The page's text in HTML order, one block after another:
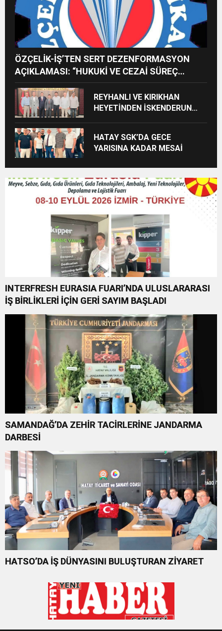
ÖZÇELİK-İŞ’TEN SERT DEZENFORMASYON
AÇIKLAMASI: “HUKUKİ VE CEZAİ SÜREÇ
BAŞLATILDI”
REYHANLI VE KIRIKHAN
HEYETİNDEN İSKENDERUN
HATAY SGK’DA GECE
YARISINA KADAR MESAİ
INTERFRESH EURASIA FUARI’NDA ULUSLARARASI
İŞ BİRLİKLERİ İÇİN GERİ SAYIM BAŞLADI
SAMANDAĞ’DA ZEHİR TACİRLERİNE JANDARMA
DARBESİ
HATSO’DA İŞ DÜNYASINI BULUŞTURAN ZİYARET